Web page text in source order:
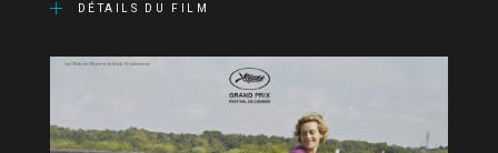
DÉTAILS DU FILM